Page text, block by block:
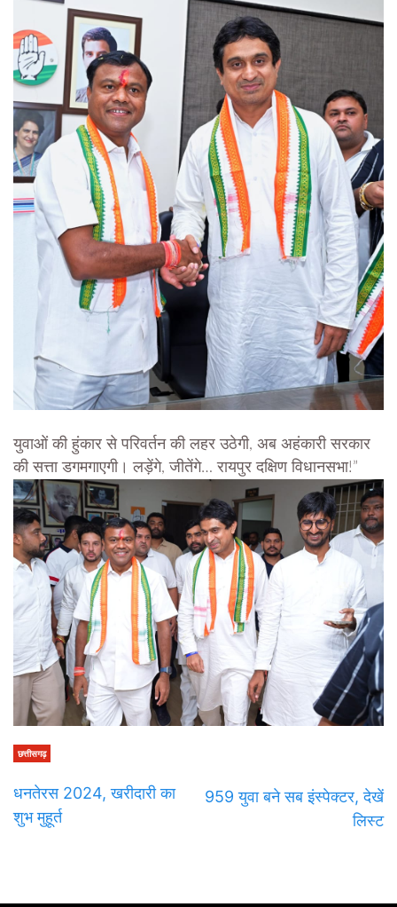
युवाओं की हुंकार से परिवर्तन की लहर उठेगी, अब अहंकारी सरकार
की सत्ता डगमगाएगी। लड़ेंगे, जीतेंगे… रायपुर दक्षिण विधानसभा!”
छत्तीसगढ़
धनतेरस 2024, खरीदारी का
शुभ मुहूर्त
959 युवा बने सब इंस्पेक्टर, देखें
लिस्ट